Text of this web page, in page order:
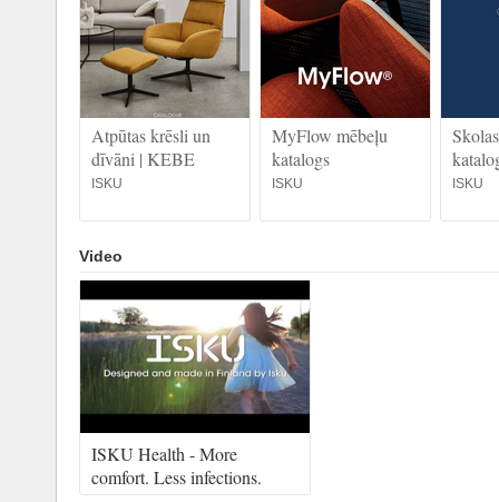
Atpūtas krēsli un
dīvāni | KEBE
ISKU
MyFlow mēbeļu
katalogs
ISKU ISKU
Video
ISKU Health - More
comfort. Less infections.